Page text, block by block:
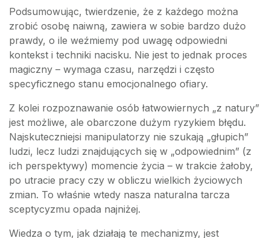
Podsumowując, twierdzenie, że z każdego można
zrobić osobę naiwną, zawiera w sobie bardzo dużo
prawdy, o ile weźmiemy pod uwagę odpowiedni
kontekst i techniki nacisku. Nie jest to jednak proces
magiczny – wymaga czasu, narzędzi i często
specyficznego stanu emocjonalnego ofiary.
Z kolei rozpoznawanie osób łatwowiernych „z natury”
jest możliwe, ale obarczone dużym ryzykiem błędu.
Najskuteczniejsi manipulatorzy nie szukają „głupich”
ludzi, lecz ludzi znajdujących się w „odpowiednim” (z
ich perspektywy) momencie życia – w trakcie żałoby,
po utracie pracy czy w obliczu wielkich życiowych
zmian. To właśnie wtedy nasza naturalna tarcza
sceptycyzmu opada najniżej.
Wiedza o tym, jak działają te mechanizmy, jest